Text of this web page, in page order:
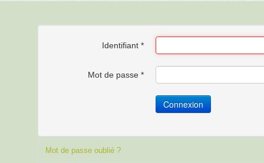
Identifiant *
Mot de passe *
Connexion
Mot de passe oublié ?